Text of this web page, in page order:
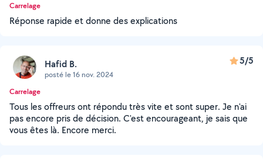
Carrelage
Réponse rapide et donne des explications
Hafid B.
posté le 16 nov. 2024
5/5
Carrelage
Tous les offreurs ont répondu très vite et sont super. Je n'ai
pas encore pris de décision. C'est encourageant, je sais que
vous êtes là. Encore merci.